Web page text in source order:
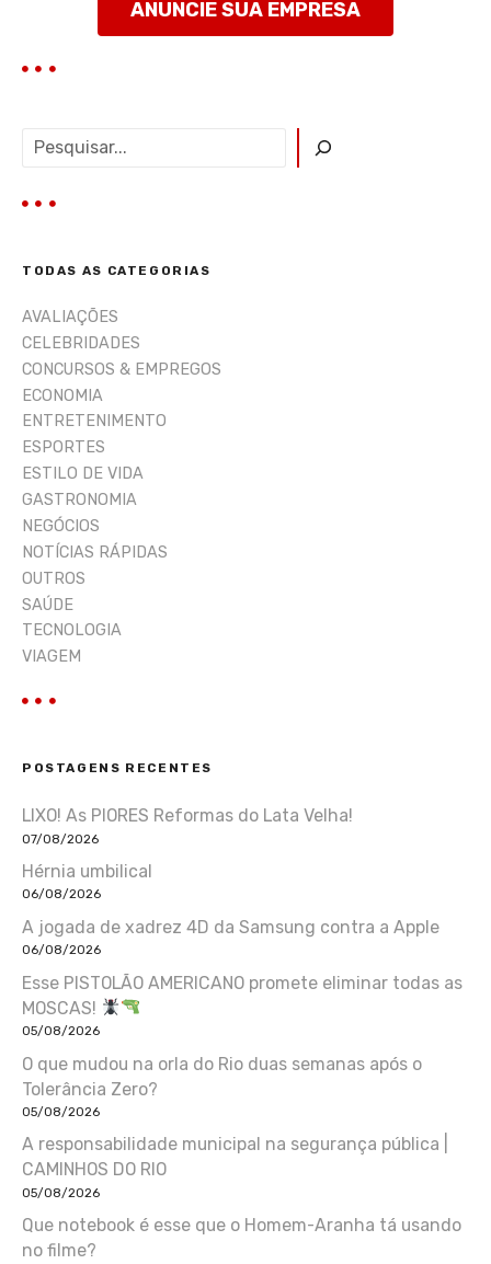
ANUNCIE SUA EMPRESA
q
s
r
TODAS AS CATEGORIAS
AVALIAÇÕES
CELEBRIDADES
CONCURSOS & EMPREGOS
ECONOMIA
ENTRETENIMENTO
ESPORTES
ESTILO DE VIDA
GASTRONOMIA
NEGÓCIOS
NOTÍCIAS RÁPIDAS
OUTROS
SAÚDE
TECNOLOGIA
VIAGEM
POSTAGENS RECENTES
LIXO! As PIORES Reformas do Lata Velha!
07/08/2026
Hérnia umbilical
06/08/2026
A jogada de xadrez 4D da Samsung contra a Apple
06/08/2026
Esse PISTOLÃO AMERICANO promete eliminar todas as
MOSCAS!
05/08/2026
O que mudou na orla do Rio duas semanas após o
Tolerância Zero?
05/08/2026
A responsabilidade municipal na segurança pública |
CAMINHOS DO RIO
05/08/2026
Que notebook é esse que o Homem-Aranha tá usando
no filme?